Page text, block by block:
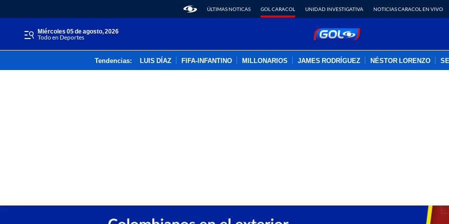
ÚLTIMAS NOTICAS GOL CARACOL UNIDAD INVESTIGATIVA NOTICIAS CARACOL EN VIVO
miércoles 05 de agosto, 2026
Todo en Deportes
Tendencias: LUIS DÍAZ FIFA-INFANTINO MILLONARIOS JAMES RODRÍGUEZ NÉSTOR LORENZO